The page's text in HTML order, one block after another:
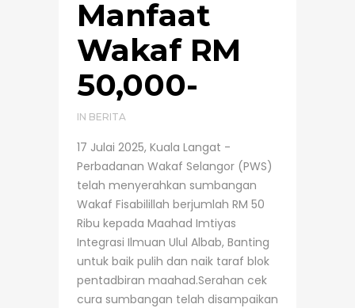
Manfaat
Wakaf RM
50,000-
IN BERITA
17 Julai 2025, Kuala Langat -
Perbadanan Wakaf Selangor (PWS)
telah menyerahkan sumbangan
Wakaf Fisabilillah berjumlah RM 50
Ribu kepada Maahad Imtiyas
Integrasi Ilmuan Ulul Albab, Banting
untuk baik pulih dan naik taraf blok
pentadbiran maahad.Serahan cek
cura sumbangan telah disampaikan